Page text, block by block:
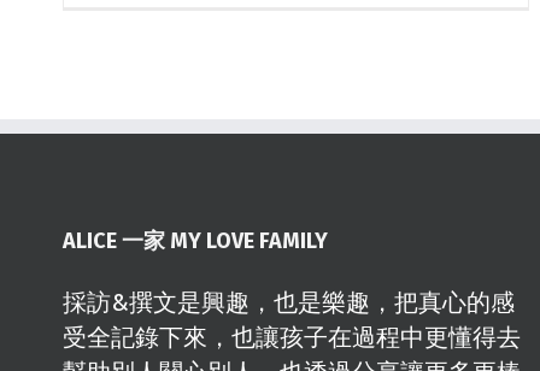
ALICE 一家 MY LOVE FAMILY
採訪&撰文是興趣，也是樂趣，把真心的感
受全記錄下來，也讓孩子在過程中更懂得去